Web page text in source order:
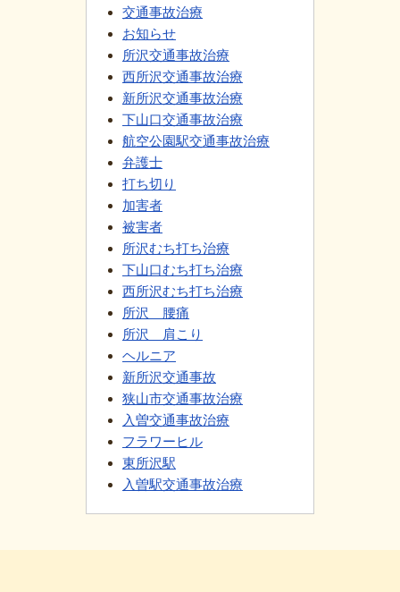
交通事故治療
お知らせ
所沢交通事故治療
西所沢交通事故治療
新所沢交通事故治療
下山口交通事故治療
航空公園駅交通事故治療
弁護士
打ち切り
加害者
被害者
所沢むち打ち治療
下山口むち打ち治療
西所沢むち打ち治療
所沢 腰痛
所沢 肩こり
ヘルニア
新所沢交通事故
狭山市交通事故治療
入曽交通事故治療
フラワーヒル
東所沢駅
入曽駅交通事故治療